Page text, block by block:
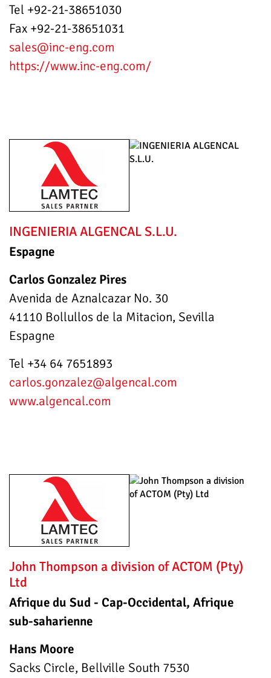
Tel +92-21-38651030
Fax +92-21-38651031
sales@inc-eng.com
https://www.inc-eng.com/
INGENIERIA ALGENCAL S.L.U.
Espagne
Carlos Gonzalez Pires
Avenida de Aznalcazar No. 30
41110 Bollullos de la Mitacion, Sevilla
Espagne
Tel +34 64 7651893
carlos.gonzalez@algencal.com
www.algencal.com
John Thompson a division of ACTOM (Pty)
Ltd
Afrique du Sud - Cap-Occidental, Afrique
sub-saharienne
Hans Moore
Sacks Circle, Bellville South 7530